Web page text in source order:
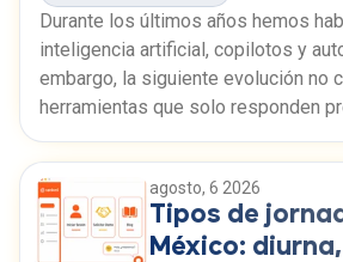
Durante los últimos años hemos
inteligencia artificial, copilotos y
embargo, la siguiente evolución no
herramientas que solo responden
agentes capaces de ejecutar
plataforma de microagentes y
Rankmi, diseñada para automatizar
empresariales, comenzando por
agosto, 6 2026
Tipos de
México: